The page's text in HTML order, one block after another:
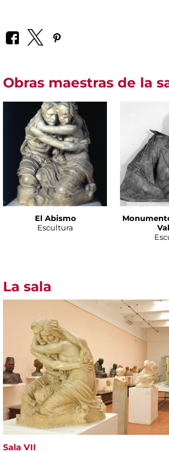
Obras maestras de la
El Abismo
Escultura
La sala
Sala VII